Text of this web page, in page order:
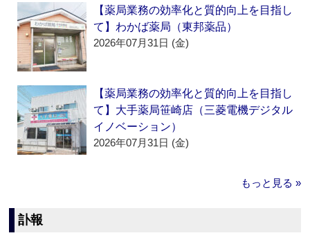
【薬局業務の効率化と質的向上を目指し
て】わかば薬局（東邦薬品）
2026年07月31日 (金)
【薬局業務の効率化と質的向上を目指し
て】大手薬局笹崎店（三菱電機デジタル
イノベーション）
2026年07月31日 (金)
もっと見る »
訃報